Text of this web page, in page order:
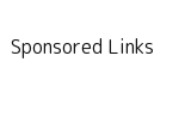
Sponsored Links